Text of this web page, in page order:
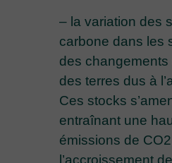
– la variation des
carbone dans les
des changements
des terres dus à
Ces stocks
entraînant une
émissions de
l’accroissement